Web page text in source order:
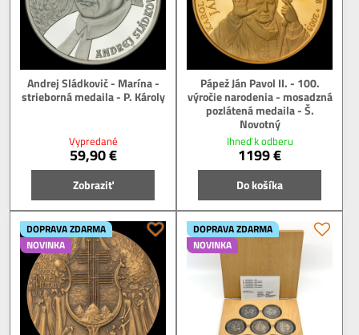
Andrej Sládkovič - Marína -
strieborná medaila - P. Károly
Vypredané
59,90 €
Zobraziť
Pápež Ján Pavol II. - 100.
výročie narodenia - mosadzná
pozlátená medaila - Š.
Novotný
Ihneď k odberu
1199 €
Do košíka
DOPRAVA ZDARMA
NOVINKA
DOPRAVA ZDARMA
NOVINKA